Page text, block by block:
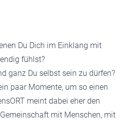
Du Dich im Einklang mit
fühlst?
ganz Du selbst sein zu dürfen?
paar Momente, um so einen
meint dabei eher den
mit Menschen, mit